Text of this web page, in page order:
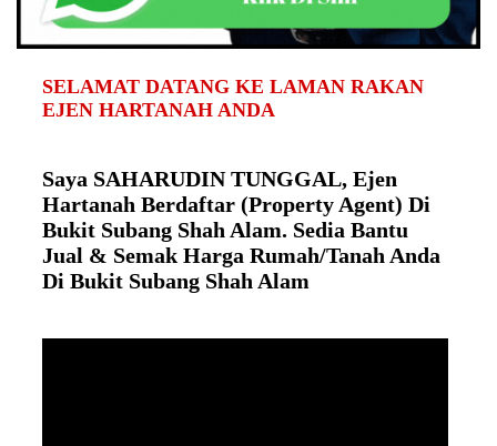
SELAMAT DATANG KE LAMAN RAKAN
EJEN HARTANAH ANDA
Saya SAHARUDIN TUNGGAL, Ejen
Hartanah Berdaftar (Property Agent) Di
Bukit Subang Shah Alam. Sedia Bantu
Jual & Semak Harga Rumah/Tanah Anda
Di Bukit Subang Shah Alam